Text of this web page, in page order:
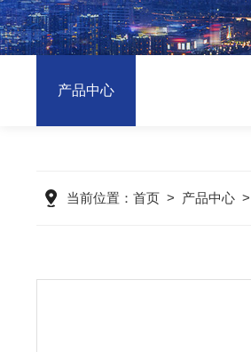
产品中心
当前位置： 首页> 产品中心>